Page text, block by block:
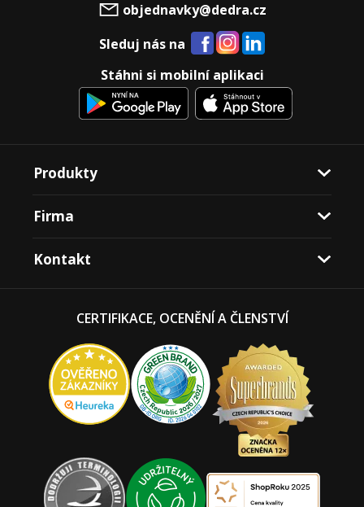
objednavky@dedra.cz
Sleduj nás na
Stáhni si mobilní aplikaci
Produkty
Firma
Kontakt
CERTIFIKACE, OCENĚNÍ A ČLENSTVÍ